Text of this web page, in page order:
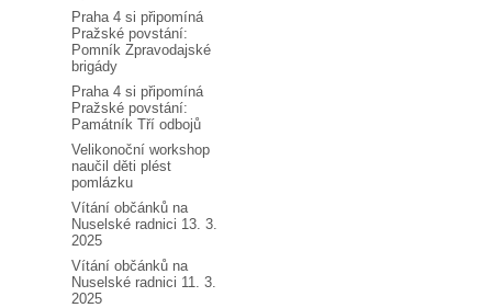
Praha 4 si připomíná
Pražské povstání:
Pomník Zpravodajské
brigády
Praha 4 si připomíná
Pražské povstání:
Památník Tří odbojů
Velikonoční workshop
naučil děti plést
pomlázku
Vítání občánků na
Nuselské radnici 13. 3.
2025
Vítání občánků na
Nuselské radnici 11. 3.
2025